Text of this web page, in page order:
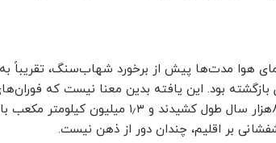
هوا مدت‌ها پیش از برخورد شهاب‌سنگ، تقریباً
یعنی حدود ۲۰هزار سال قبل‌ بازگشته بود. این یافته بدین معنا نیست که
هیچ تاثیری نداشتند؛ چرا که فوران‌ها حدود ۸۰۰هزار سال طول کشیدند و ۱٫۳
بر اقلیم، چندان دور از ذهن نیست.